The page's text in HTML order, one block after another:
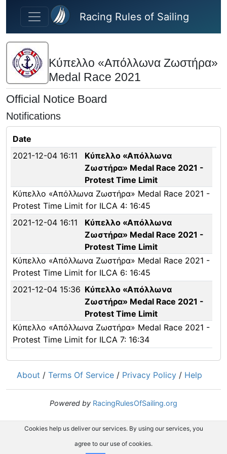
Skip to main content
Racing Rules of Sailing
Κύπελλο «Απόλλωνα Ζωστήρα»
Medal Race 2021
Official Notice Board
Notifications
Date
2021-12-04 16:11
Κύπελλο «Απόλλωνα
Ζωστήρα» Medal Race 2021 -
Protest Time Limit
Κύπελλο «Απόλλωνα Ζωστήρα» Medal Race 2021 -
Protest Time Limit for ILCA 4: 16:45
2021-12-04 16:11
Κύπελλο «Απόλλωνα
Ζωστήρα» Medal Race 2021 -
Protest Time Limit
Κύπελλο «Απόλλωνα Ζωστήρα» Medal Race 2021 -
Protest Time Limit for ILCA 6: 16:45
2021-12-04 15:36 Κύπελλο «Απόλλωνα
Ζωστήρα» Medal Race 2021 -
Protest Time Limit
Κύπελλο «Απόλλωνα Ζωστήρα» Medal Race 2021 -
Protest Time Limit for ILCA 7: 16:34
About / Terms Of Service / Privacy Policy / Help
Powered by RacingRulesOfSailing.org
Cookies help us deliver our services. By using our services, you
agree to our use of cookies.